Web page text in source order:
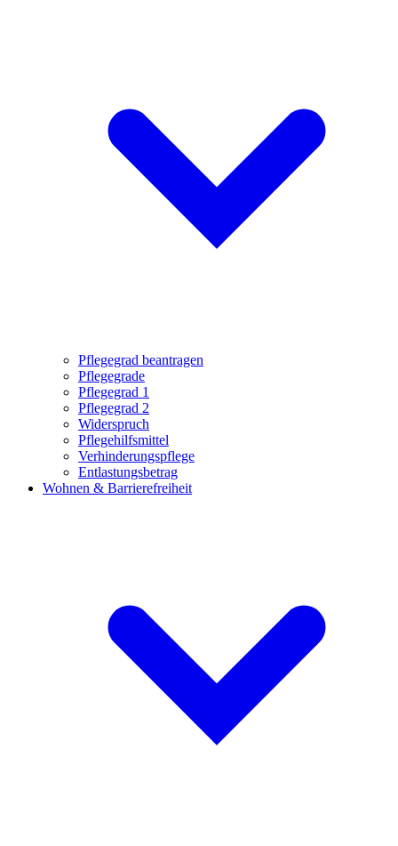
Pflegegrad beantragen
Pflegegrade
Pflegegrad 1
Pflegegrad 2
Widerspruch
Pflegehilfsmittel
Verhinderungspflege
Entlastungsbetrag
Wohnen & Barrierefreiheit